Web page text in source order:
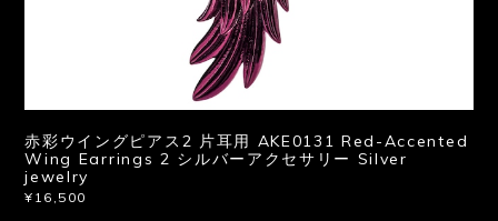
赤彩ウイングピアス2 片耳用 AKE0131 Red-Accented
Wing Earrings 2 シルバーアクセサリー Silver
jewelry
¥16,500